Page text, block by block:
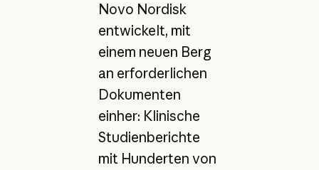
Novo Nordisk
entwickelt, mit
einem neuen Berg
an erforderlichen
Dokumenten
einher: Klinische
Studienberichte
mit Hunderten von